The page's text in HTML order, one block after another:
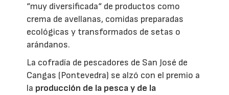
“muy diversificada“ de productos como
crema de avellanas, comidas preparadas
ecológicas y transformados de setas o
arándanos.
La cofradía de pescadores de San José de
Cangas (Pontevedra) se alzó con el premio a
la producción de la pesca y de la